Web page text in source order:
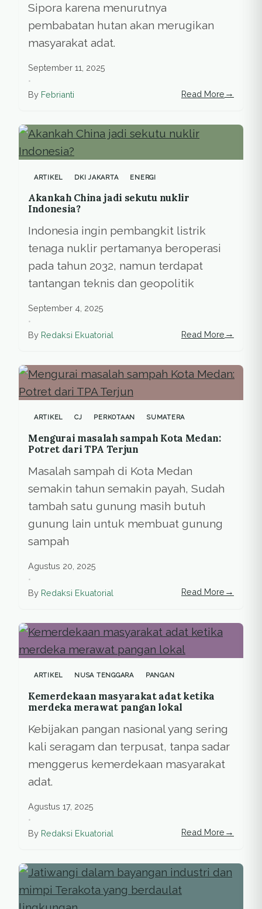
Sipora karena menurutnya
pembabatan hutan akan merugikan
masyarakat adat.
September 11, 2025
•
By Febrianti Read More →
ARTIKEL DKI JAKARTA ENERGI
Akankah China jadi sekutu nuklir
Indonesia?
Indonesia ingin pembangkit listrik
tenaga nuklir pertamanya beroperasi
pada tahun 2032, namun terdapat
tantangan teknis dan geopolitik
September 4, 2025
•
By Redaksi Ekuatorial Read More →
ARTIKEL CJ PERKOTAAN SUMATERA
Mengurai masalah sampah Kota Medan:
Potret dari TPA Terjun
Masalah sampah di Kota Medan
semakin tahun semakin payah, Sudah
tambah satu gunung masih butuh
gunung lain untuk membuat gunung
sampah
Agustus 20, 2025
•
By Redaksi Ekuatorial Read More →
ARTIKEL NUSA TENGGARA PANGAN
Kemerdekaan masyarakat adat ketika
merdeka merawat pangan lokal
Kebijakan pangan nasional yang sering
kali seragam dan terpusat, tanpa sadar
menggerus kemerdekaan masyarakat
adat.
Agustus 17, 2025
•
By Redaksi Ekuatorial Read More →